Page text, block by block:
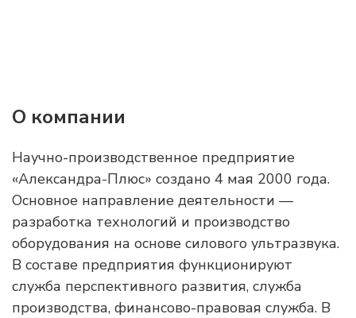
О компании
Научно-производственное предприятие
«Александра-Плюс» создано 4 мая 2000 года.
Основное направление деятельности —
разработка технологий и производство
оборудования на основе силового ультразвука.
В составе предприятия функционируют
служба перспективного развития, служба
производства, финансово-правовая служба. В